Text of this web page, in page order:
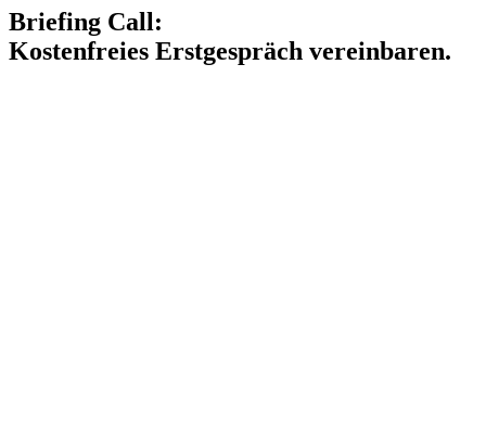
Briefing Call:
Kostenfreies Erstgespräch vereinbaren.